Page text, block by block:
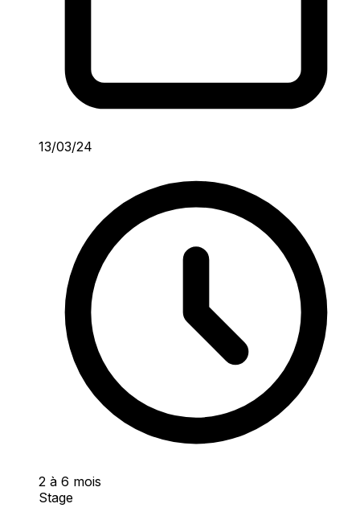
13/03/24
2 à 6 mois
Stage